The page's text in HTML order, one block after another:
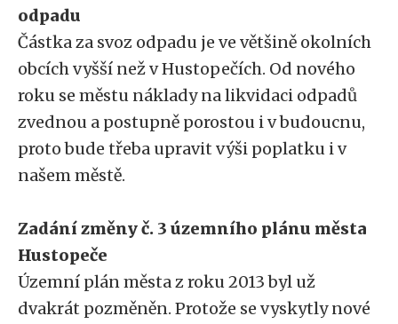
odpadu
Částka za svoz odpadu je ve většině okolních
obcích vyšší než v Hustopečích. Od nového
roku se městu náklady na likvidaci odpadů
zvednou a postupně porostou i v budoucnu,
proto bude třeba upravit výši poplatku i v
našem městě.
Zadání změny č. 3 územního plánu města
Hustopeče
Územní plán města z roku 2013 byl už
dvakrát pozměněn. Protože se vyskytly nové